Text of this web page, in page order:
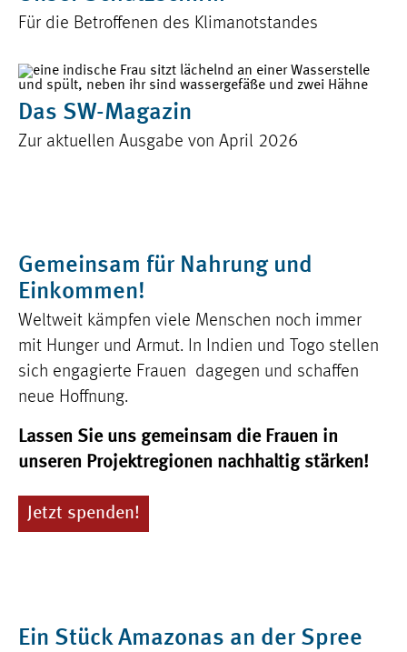
Für die Betroffenen des Klimanotstandes
Das SW-Magazin
Zur aktuellen Ausgabe von April 2026
Gemeinsam für Nahrung und
Einkommen!
Weltweit kämpfen viele Menschen noch immer
mit Hunger und Armut. In Indien und Togo stellen
sich engagierte Frauen dagegen und schaffen
neue Hoffnung.
Lassen Sie uns gemeinsam die Frauen in
unseren Projektregionen nachhaltig stärken!
Jetzt spenden!
Ein Stück Amazonas an der Spree